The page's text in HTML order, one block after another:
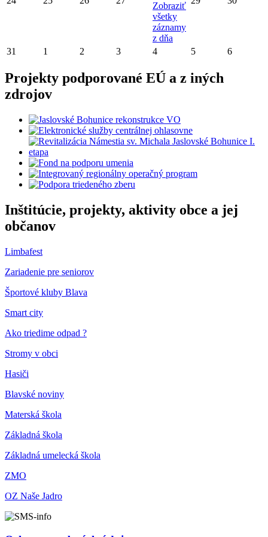
Zobraziť
všetky
záznamy
z dňa
31 1 2 3 4 5 6
Projekty podporované EÚ a z iných
zdrojov
Inštitúcie, projekty, aktivity obce a jej
občanov
Limbafest
Zariadenie pre seniorov
Športové kluby Blava
Smart city
Ako triedime odpad ?
Stromy v obci
Hasiči
Blavské noviny
Materská škola
Základná škola
Základná umelecká škola
ZMO
OZ Naše Jadro